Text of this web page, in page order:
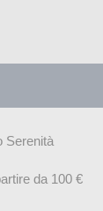
Serenità
da 100 €